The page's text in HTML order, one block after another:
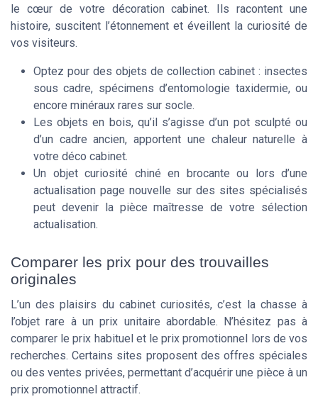
le cœur de votre décoration cabinet. Ils racontent une
histoire, suscitent l’étonnement et éveillent la curiosité de
vos visiteurs.
Optez pour des objets de collection cabinet : insectes
sous cadre, spécimens d’entomologie taxidermie, ou
encore minéraux rares sur socle.
Les objets en bois, qu’il s’agisse d’un pot sculpté ou
d’un cadre ancien, apportent une chaleur naturelle à
votre déco cabinet.
Un objet curiosité chiné en brocante ou lors d’une
actualisation page nouvelle sur des sites spécialisés
peut devenir la pièce maîtresse de votre sélection
actualisation.
Comparer les prix pour des trouvailles
originales
L’un des plaisirs du cabinet curiosités, c’est la chasse à
l’objet rare à un prix unitaire abordable. N’hésitez pas à
comparer le prix habituel et le prix promotionnel lors de vos
recherches. Certains sites proposent des offres spéciales
ou des ventes privées, permettant d’acquérir une pièce à un
prix promotionnel attractif.